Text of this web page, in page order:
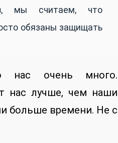
мы считаем, что
обязаны защищать
нас очень много.
нас лучше, чем наши
больше времени. Не с